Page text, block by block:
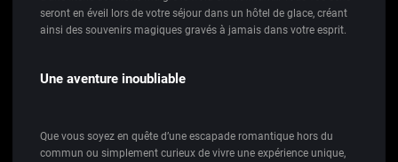
seront en éveil lors de votre séjour dans un hôtel de glace, créant
ainsi des souvenirs magiques gravés à jamais dans votre esprit.
Une aventure inoubliable
Que vous soyez en quête d’une escapade romantique hors du
commun ou simplement curieux de vivre une expérience unique,